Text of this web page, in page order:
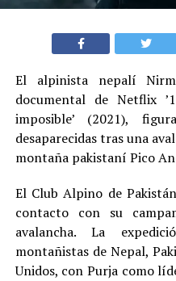
El alpinista nepalí
documental de Netflix
imposible’ (2021),
desaparecidas tras una
montaña pakistaní Pico
El Club Alpino de
contacto con su
avalancha. La
montañistas de Nepal,
Unidos, con Purja como